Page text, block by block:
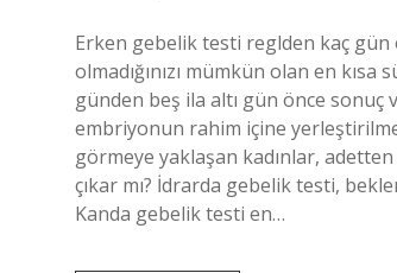
Erken gebelik testi reglden kaç gün
olmadığınızı mümkün olan en
günden beş ila altı gün önce sonuç
embriyonun rahim içine
görmeye yaklaşan kadınlar,
çıkar mı? İdrarda gebelik testi,
Kanda gebelik testi en…